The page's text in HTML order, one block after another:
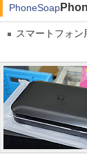
PhoneSoap
スマートフォン